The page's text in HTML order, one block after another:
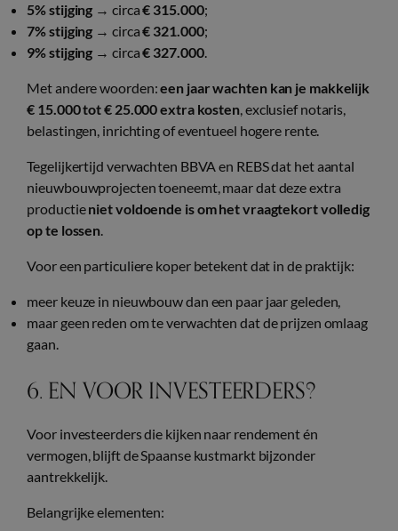
5% stijging → circa€ 315.000;
7% stijging → circa€ 321.000;
9% stijging → circa€ 327.000.
Met andere woorden:een jaar wachten kan je makkelijk
€ 15.000 tot € 25.000 extra kosten, exclusief notaris,
belastingen, inrichting of eventueel hogere rente.
Tegelijkertijd verwachten BBVA en REBS dat het aantal
nieuwbouwprojecten toeneemt, maar dat deze extra
productieniet voldoende is om het vraagtekort volledig
op te lossen.
Voor een particuliere koper betekent dat in de praktijk:
meer keuze in nieuwbouw dan een paar jaar geleden,
maar geen reden om te verwachten dat de prijzen omlaag
gaan.
6. EN VOOR INVESTEERDERS?
Voor investeerders die kijken naar rendement én
vermogen, blijft de Spaanse kustmarkt bijzonder
aantrekkelijk.
Belangrijke elementen: